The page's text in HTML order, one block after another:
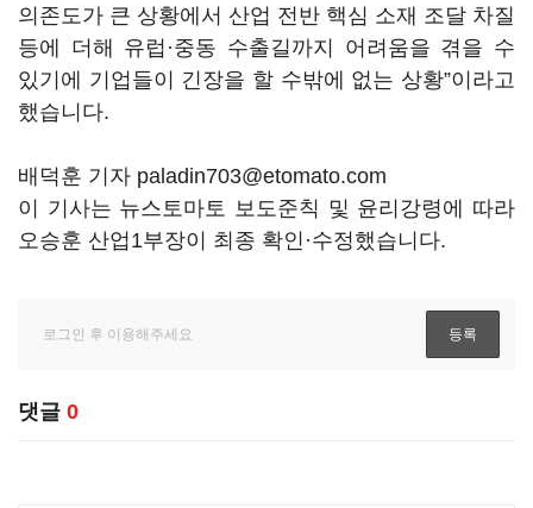
의존도가 큰 상황에서 산업 전반 핵심 소재 조달 차질
등에 더해 유럽·중동 수출길까지 어려움을 겪을 수
있기에 기업들이 긴장을 할 수밖에 없는 상황”이라고
했습니다.
배덕훈 기자 paladin703@etomato.com
이 기사는 뉴스토마토 보도준칙 및 윤리강령에 따라
오승훈 산업1부장이 최종 확인·수정했습니다.
댓글 0